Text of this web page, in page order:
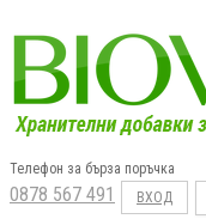
Телефон за бърза поръчка
0878 567 491 ВХОД